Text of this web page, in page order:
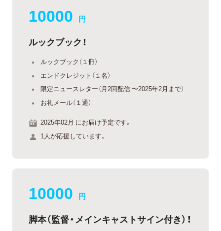
10000 円
ルックブック！
ルックブック（１冊）
エンドクレジット（１名）
限定ニュースレター（月2回配信 〜2025年2月まで）
お礼メール（１通）
2025年02月 にお届け予定です。
1人が応援しています。
10000 円
脚本（監督・メインキャストサイン付き）！